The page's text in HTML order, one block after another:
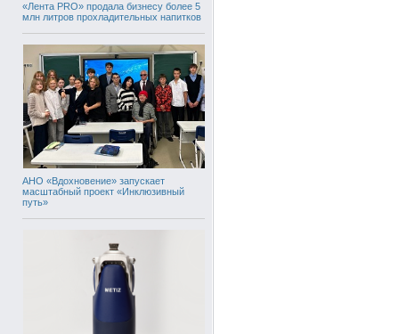
«Лента PRO» продала бизнесу более 5
млн литров прохладительных напитков
АНО «Вдохновение» запускает
масштабный проект «Инклюзивный
путь»